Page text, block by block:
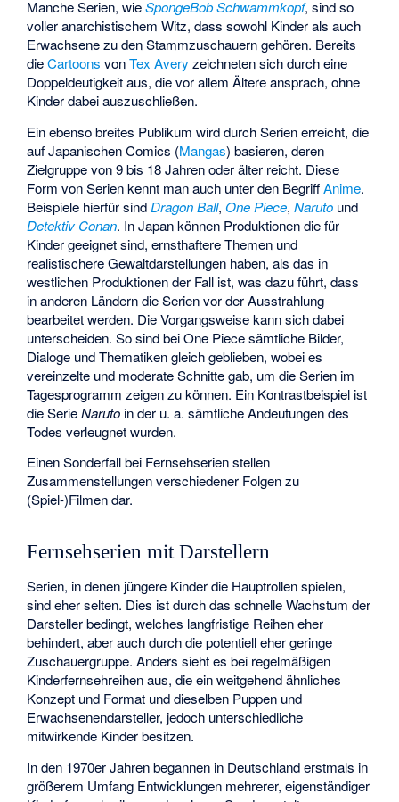
Manche Serien, wieSpongeBob Schwammkopf, sind so
voller anarchistischem Witz, dass sowohl Kinder als auch
Erwachsene zu den Stammzuschauern gehören. Bereits
dieCartoons vonTex Avery zeichneten sich durch eine
Doppeldeutigkeit aus, die vor allem Ältere ansprach, ohne
Kinder dabei auszuschließen.
Ein ebenso breites Publikum wird durch Serien erreicht, die
auf Japanischen Comics (Mangas) basieren, deren
Zielgruppe von 9 bis 18 Jahren oder älter reicht. Diese
Form von Serien kennt man auch unter den BegriffAnime.
Beispiele hierfür sindDragon Ball,One Piece,Naruto und
Detektiv Conan. In Japan können Produktionen die für
Kinder geeignet sind, ernsthaftere Themen und
realistischere Gewaltdarstellungen haben, als das in
westlichen Produktionen der Fall ist, was dazu führt, dass
in anderen Ländern die Serien vor der Ausstrahlung
bearbeitet werden. Die Vorgangsweise kann sich dabei
unterscheiden. So sind bei One Piece sämtliche Bilder,
Dialoge und Thematiken gleich geblieben, wobei es
vereinzelte und moderate Schnitte gab, um die Serien im
Tagesprogramm zeigen zu können. Ein Kontrastbeispiel ist
die SerieNaruto in der u. a. sämtliche Andeutungen des
Todes verleugnet wurden.
Einen Sonderfall bei Fernsehserien stellen
Zusammenstellungen verschiedener Folgen zu
(Spiel-)Filmen dar.
Fernsehserien mit Darstellern
Serien, in denen jüngere Kinder die Hauptrollen spielen,
sind eher selten. Dies ist durch das schnelle Wachstum der
Darsteller bedingt, welches langfristige Reihen eher
behindert, aber auch durch die potentiell eher geringe
Zuschauergruppe. Anders sieht es bei regelmäßigen
Kinderfernsehreihen aus, die ein weitgehend ähnliches
Konzept und Format und dieselben Puppen und
Erwachsenendarsteller, jedoch unterschiedliche
mitwirkende Kinder besitzen.
In den 1970er Jahren begannen in Deutschland erstmals in
größerem Umfang Entwicklungen mehrerer, eigenständiger